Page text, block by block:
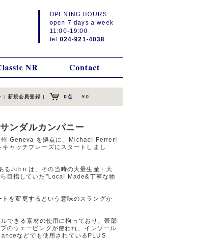
OPENING HOURS
open 7 days a week
11:00-19:00
tel. 024-921-4038
NR Contact
| 新規会員登録 | 0点 ￥0
ンダルカンパニー
Geneva を拠点に、Michael Ferreri
ャッチフレーズにスタートしまし
るJohn は、その当時の大量生産・大
目指していた"Local Made&丁寧な物
を変更するという意味のスラングか
できる素材の使用に拘っており、帯部
のウェービングが使われ、インソール
などでも使用されているPLUS